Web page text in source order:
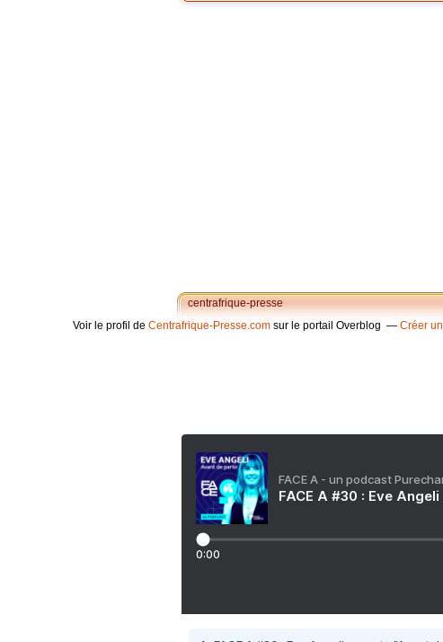
centrafrique-presse
Voir le profil de Centrafrique-Presse.com sur le portail Overblog Créer
FACE A - un podcast
FACE A #30 : Eve
0:00